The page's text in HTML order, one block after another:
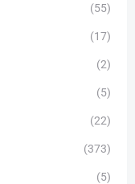
(55)
(17)
(2)
(5)
(22)
(373)
(5)